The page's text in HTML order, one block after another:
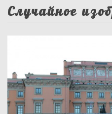
Случайное